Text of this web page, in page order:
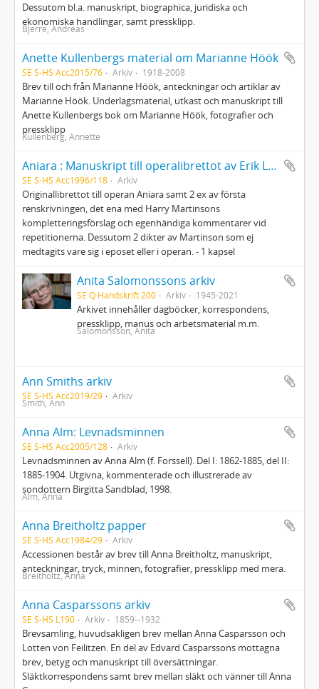
Dessutom bl.a. manuskript, biographica, juridiska och
ekonomiska handlingar, samt pressklipp.
Bjerre, Andreas
Anette Kullenbergs material om Marianne Höök
SE S-HS Acc2015/76 Arkiv 1918-2008
Brev till och från Marianne Höök, anteckningar och artiklar av
Marianne Höök. Underlagsmaterial, utkast och manuskript till
Anette Kullenbergs bok om Marianne Höök, fotografier och
pressklipp
Kullenberg, Annette
Aniara : Manuskript till operalibrettot av Erik Lindegren efter Harry Martinssons versepos
SE S-HS Acc1996/118 Arkiv
Originallibrettot till operan Aniara samt 2 ex av första
renskrivningen, det ena med Harry Martinsons
kompletteringsförslag och egenhändiga kommentarer vid
repetitionerna. Dessutom 2 dikter av Martinson som ej
medtagits vare sig i eposet eller i operan. - 1 kapsel
Anita Salomonssons arkiv
SE Q Handskrift 200 Arkiv 1945-2021
Arkivet innehåller dagböcker, korrespondens,
pressklipp, manus och arbetsmaterial m.m.
Salomonsson, Anita
Ann Smiths arkiv
SE S-HS Acc2019/29 Arkiv
Smith, Ann
Anna Alm: Levnadsminnen
SE S-HS Acc2005/128 Arkiv
Levnadsminnen av Anna Alm (f. Forssell). Del I: 1862-1885, del II:
1885-1904. Utgivna, kommenterade och illustrerade av
sondottern Birgitta Sandblad, 1998.
Alm, Anna
Anna Breitholtz papper
SE S-HS Acc1984/29 Arkiv
Accessionen består av brev till Anna Breitholtz, manuskript,
anteckningar, tryck, minnen, fotografier, pressklipp med mera.
Breitholtz, Anna
Anna Casparssons arkiv
SE S-HS L190 Arkiv 1859--1932
Brevsamling, huvudsakligen brev mellan Anna Casparsson och
Lotten von Feilitzen. En del av Edvard Casparssons mottagna
brev, betyg och manuskript till översättningar.
Släktkorrespondens samt brev mellan släkt och vänner till Anna